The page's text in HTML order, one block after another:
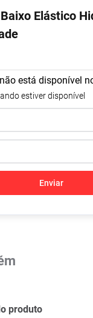
Elástico
está disponível
estiver disponível
Enviar
produto
D